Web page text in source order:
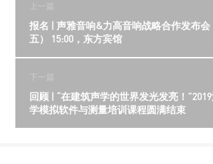
上一篇
报名 | 声雅音响&力高音响战略合作发布会
五） 15:00，东方宾馆
下一篇
回顾 | “在建筑声学的世界发光发亮！
学模拟软件与测量培训课程圆满结束